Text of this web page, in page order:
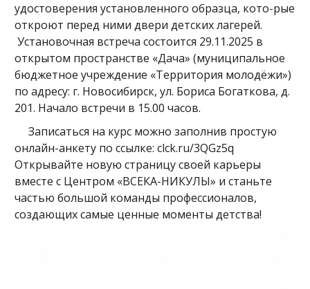
удостоверения установленного образца, кото-рые
откроют перед ними двери детских лагерей.
Установочная встреча состоится 29.11.2025 в
открытом пространстве «Дача» (муниципальное
бюджетное учреждение «Территория молодёжи»)
по адресу: г. Новосибирск, ул. Бориса Богаткова, д.
201. Начало встречи в 15.00 часов.
Записаться на курс можно заполнив простую
онлайн-анкету по ссылке: clck.ru/3QGz5q
Открывайте новую страницу своей карьеры
вместе с Центром «ВСЕКА-НИКУЛЫ» и станьте
частью большой команды профессионалов,
создающих самые ценные моменты детства!